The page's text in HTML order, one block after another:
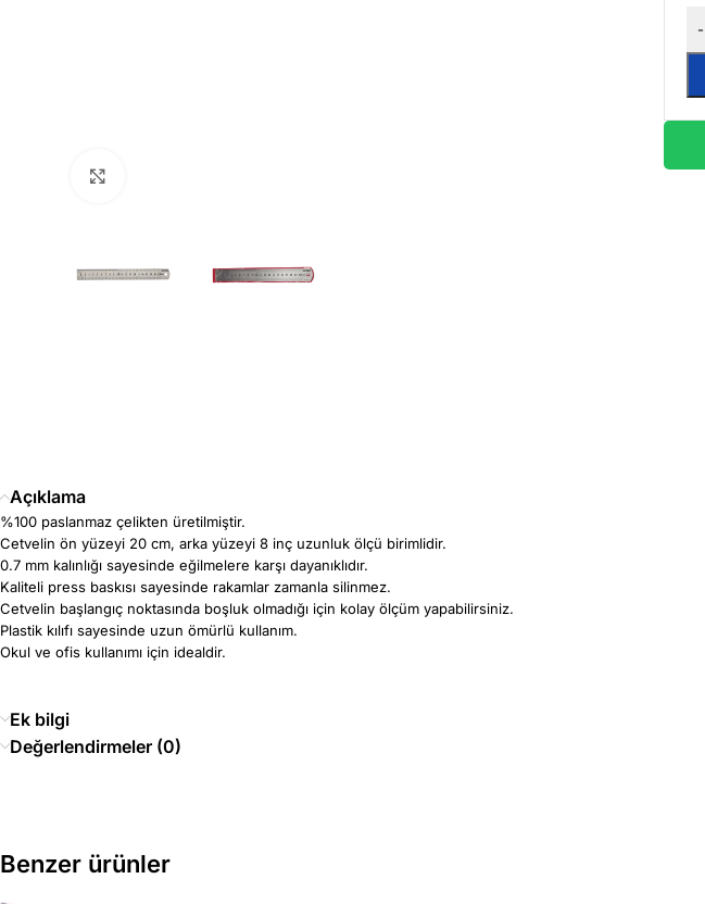
-
Açıklama
%100 paslanmaz çelikten üretilmiştir.
Cetvelin ön yüzeyi 20 cm, arka yüzeyi 8 inç uzunluk ölçü birimlidir.
0.7 mm kalınlığı sayesinde eğilmelere karşı dayanıklıdır.
Kaliteli press baskısı sayesinde rakamlar zamanla silinmez.
Cetvelin başlangıç noktasında boşluk olmadığı için kolay ölçüm yapabilirsiniz.
Plastik kılıfı sayesinde uzun ömürlü kullanım.
Okul ve ofis kullanımı için idealdir.
Ek bilgi
Değerlendirmeler (0)
Benzer ürünler